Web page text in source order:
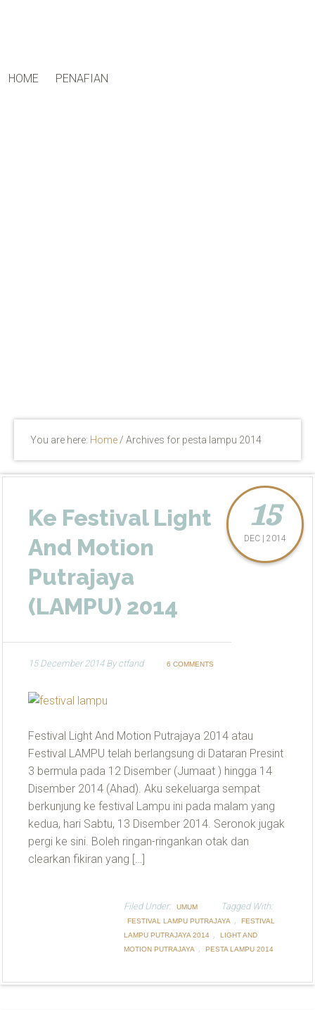
HOME PENAFIAN
You are here: Home / Archives for pesta lampu 2014
Ke Festival Light
And Motion
Putrajaya
(LAMPU) 2014
15
DEC | 2014
15 December 2014Byctfand 6 COMMENTS
Festival Light And Motion Putrajaya 2014 atau
Festival LAMPU telah berlangsung di Dataran Presint
3 bermula pada 12 Disember (Jumaat ) hingga 14
Disember 2014 (Ahad). Aku sekeluarga sempat
berkunjung ke festival Lampu ini pada malam yang
kedua, hari Sabtu, 13 Disember 2014. Seronok jugak
pergi ke sini. Boleh ringan-ringankan otak dan
clearkan fikiran yang […]
Filed Under: UMUM Tagged With:
FESTIVAL LAMPU PUTRAJAYA ,
FESTIVAL
LAMPU PUTRAJAYA 2014 ,
LIGHT AND
MOTION PUTRAJAYA
, PESTA LAMPU 2014